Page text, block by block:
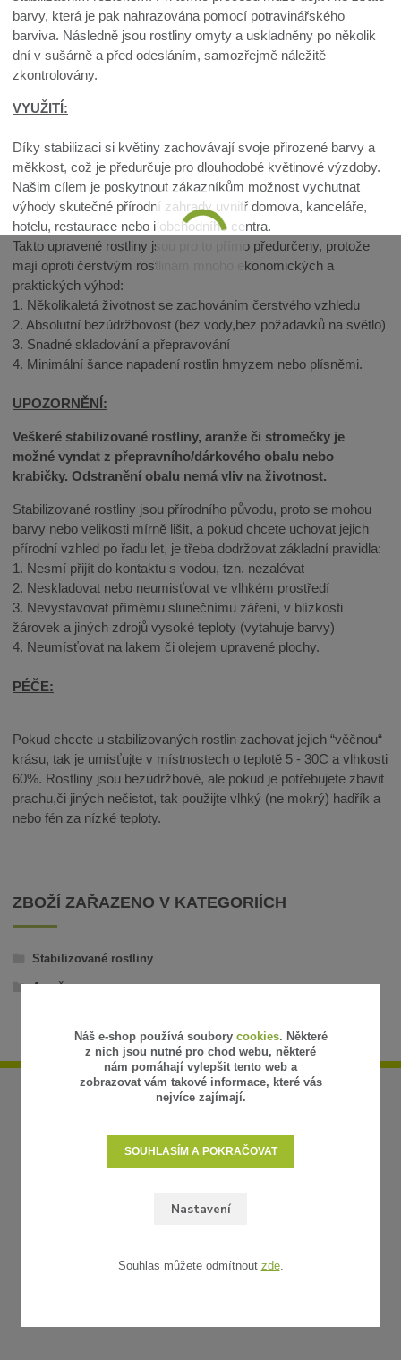
barvy, která je pak nahrazována pomocí potravinářského
barviva. Následně jsou rostliny omyty a uskladněny po několik
dní v sušárně a před odesláním, samozřejmě náležitě
zkontrolovány.
VYUŽITÍ:
Díky stabilizaci si květiny zachovávají svoje přirozené barvy a
měkkost, což je předurčuje pro dlouhodobé květinové výzdoby.
Našim cílem je poskytnout zákazníkům možnost vychutnat
výhody skutečné přírodní zahrady uvnitř domova, kanceláře,
hotelu, restaurace nebo i obchodního centra.
Takto upravené rostliny jsou pro to přímo předurčeny, protože
mají oproti čerstvým rostlinám mnoho ekonomických a
praktických výhod:
1. Několikaletá životnost se zachováním čerstvého vzhledu
2. Absolutní bezúdržbovost (bez vody,bez požadavků na světlo)
3. Snadné skladování a přepravování
4. Minimální šance napadení rostlin hmyzem nebo plísněmi.
UPOZORNĚNÍ:
Veškeré stabilizované rostliny, aranže či stromečky je
možné vyndat z přepravního/dárkového obalu nebo
krabičky. Odstranění obalu nemá vliv na životnost.
Stabilizované rostliny jsou přírodního původu, proto se mohou
barvy nebo velikosti mírně lišit, a pokud chcete uchovat jejich
přírodní vzhled po řadu let, je třeba dodržovat základní pravidla:
1. Nesmí přijít do kontaktu s vodou, tzn. nezalévat
2. Neskladovat nebo neumisťovat ve vlhkém prostředí
3. Nevystavovat přímému slunečnímu záření, v blízkosti
žárovek a jiných zdrojů vysoké teploty (vytahuje barvy)
4. Neumísťovat na lakem či olejem upravené plochy.
PÉČE:
Pokud chcete u stabilizovaných rostlin zachovat jejich “věčnou“
krásu, tak je umisťujte v místnostech o teplotě 5 - 30C a vlhkosti
60%. Rostliny jsou bezúdržbové, ale pokud je potřebujete zbavit
prachu,či jiných nečistot, tak použijte vlhký (ne mokrý) hadřík a
nebo fén za nízké teploty.
ZBOŽÍ ZAŘAZENO V KATEGORIÍCH
Stabilizované rostliny
Aranže
Náš e-shop používá soubory cookies. Některé
z nich jsou nutné pro chod webu, některé
nám pomáhají vylepšit tento web a
zobrazovat vám takové informace, které vás
nejvíce zajímají.
Nastavení
SOUHLASÍM A POKRAČOVAT
Souhlas můžete odmítnout zde.